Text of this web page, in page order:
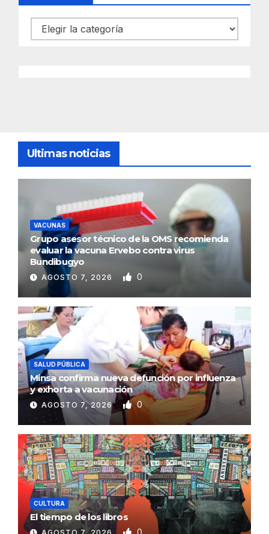
Categorías
Ultimas noticias
VACUNAS
Grupo asesor técnico de la OMS recomienda
evaluar la vacuna Ervebo contra virus
Bundibugyo
AGOSTO 7, 2026 0
SALUD PÚBLICA
Minsa confirma nueva defunción por influenza
y exhorta a vacunación
AGOSTO 7, 2026 0
CULTURA
El tiempo de los libros
0